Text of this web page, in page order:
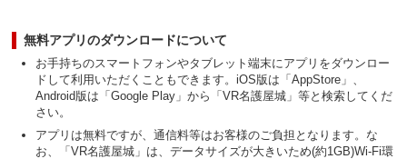
無料アプリのダウンロードについて
お手持ちのスマートフォンやタブレット端末にアプリをダウンロー
ドして利用いただくこともできます。iOS版は「AppStore」、
Android版は「Google Play」から「VR名護屋城」等と検索してくだ
さい。
アプリは無料ですが、通信料等はお客様のご負担となります。な
お、
「VR名護屋城」は、データサイズが大きいため(約1GB)Wi-Fi環